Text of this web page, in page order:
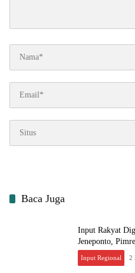
Baca Juga
Input Rakyat
Jeneponto,
Input Regional 2